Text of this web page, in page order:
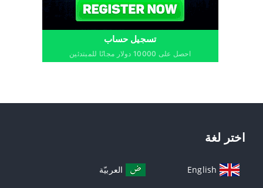
تسجيل حساب
احصل على 10000 دولار مجانًا للمبتدئين
اختر لغة
English العربيّة